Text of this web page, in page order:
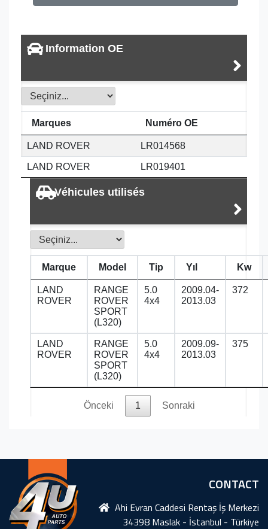
Information OE
Marques Numéro OE
LAND ROVER LR014568
LAND ROVER LR019401
Véhicules utilisés
Marque Model Tip Yıl Kw
LAND
ROVER
RANGE
ROVER
SPORT
(L320)
5.0
4x4
2009.04-
2013.03
372
LAND
ROVER
RANGE
ROVER
SPORT
(L320)
5.0
4x4
2009.09-
2013.03
375
Önceki 1 Sonraki
CONTACT
Ahi Evran Caddesi Rentaş İş Merkezi
34398 Maslak - İstanbul - Türkiye